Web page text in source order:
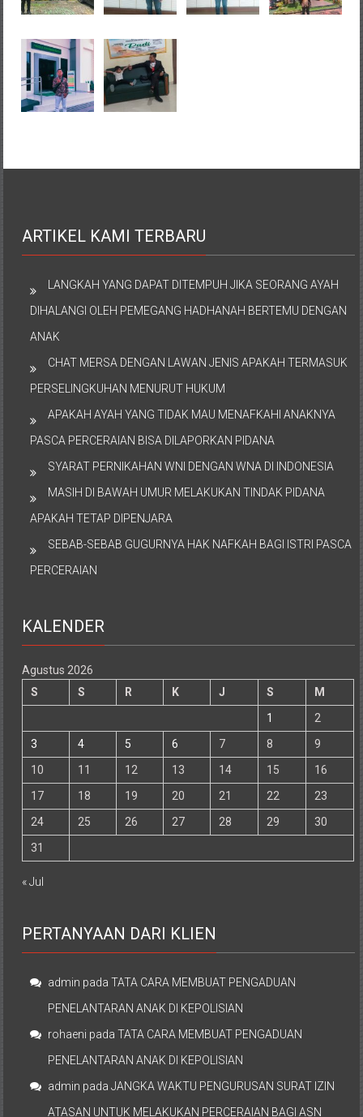
ARTIKEL KAMI TERBARU
LANGKAH YANG DAPAT DITEMPUH JIKA SEORANG AYAH
DIHALANGI OLEH PEMEGANG HADHANAH BERTEMU DENGAN
ANAK
CHAT MERSA DENGAN LAWAN JENIS APAKAH TERMASUK
PERSELINGKUHAN MENURUT HUKUM
APAKAH AYAH YANG TIDAK MAU MENAFKAHI ANAKNYA
PASCA PERCERAIAN BISA DILAPORKAN PIDANA
SYARAT PERNIKAHAN WNI DENGAN WNA DI INDONESIA
MASIH DI BAWAH UMUR MELAKUKAN TINDAK PIDANA
APAKAH TETAP DIPENJARA
SEBAB-SEBAB GUGURNYA HAK NAFKAH BAGI ISTRI PASCA
PERCERAIAN
KALENDER
Agustus 2026
S
S R K J S
M
1
2
3
4 5 6 7 8
9
10
11 12 13 14 15
16
17
18 19 20 21 22
23
24
25 26 27 28 29
30
31
« Jul
PERTANYAAN DARI KLIEN
admin padaTATA CARA MEMBUAT PENGADUAN
PENELANTARAN ANAK DI KEPOLISIAN
rohaeni padaTATA CARA MEMBUAT PENGADUAN
PENELANTARAN ANAK DI KEPOLISIAN
admin padaJANGKA WAKTU PENGURUSAN SURAT IZIN
ATASAN UNTUK MELAKUKAN PERCERAIAN BAGI ASN